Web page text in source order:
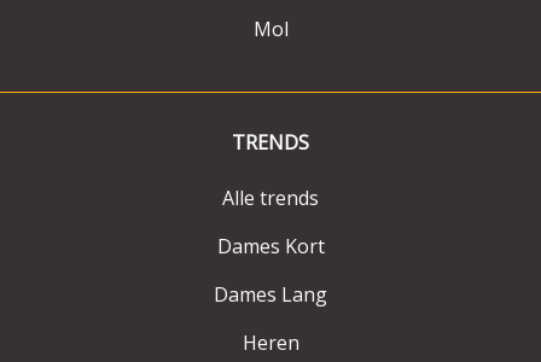
Mol
TRENDS
Alle trends
Dames Kort
Dames Lang
Heren